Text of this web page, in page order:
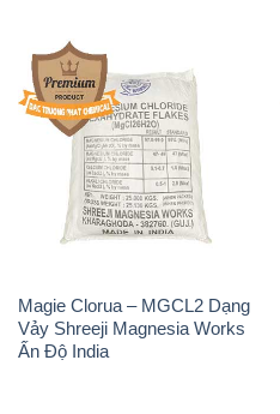
Magie Clorua – MGCL2 Dạng
Vảy Shreeji Magnesia Works
Ấn Độ India